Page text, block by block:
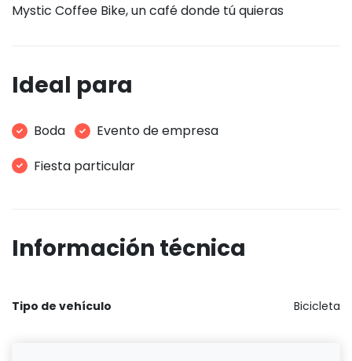
Mystic Coffee Bike, un café donde tú quieras
Ideal para
Boda
Evento de empresa
Fiesta particular
Información técnica
Tipo de vehículo Bicicleta